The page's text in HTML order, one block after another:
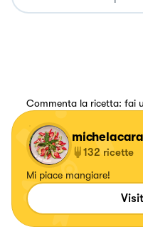
Commenta la ricetta: fai
132 ricette
Mi piace mangiare!